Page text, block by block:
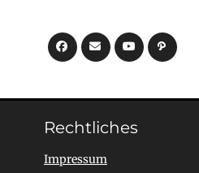
Facebook
E-
Mail
YouTube
Pfad
Rechtliches
Impressum